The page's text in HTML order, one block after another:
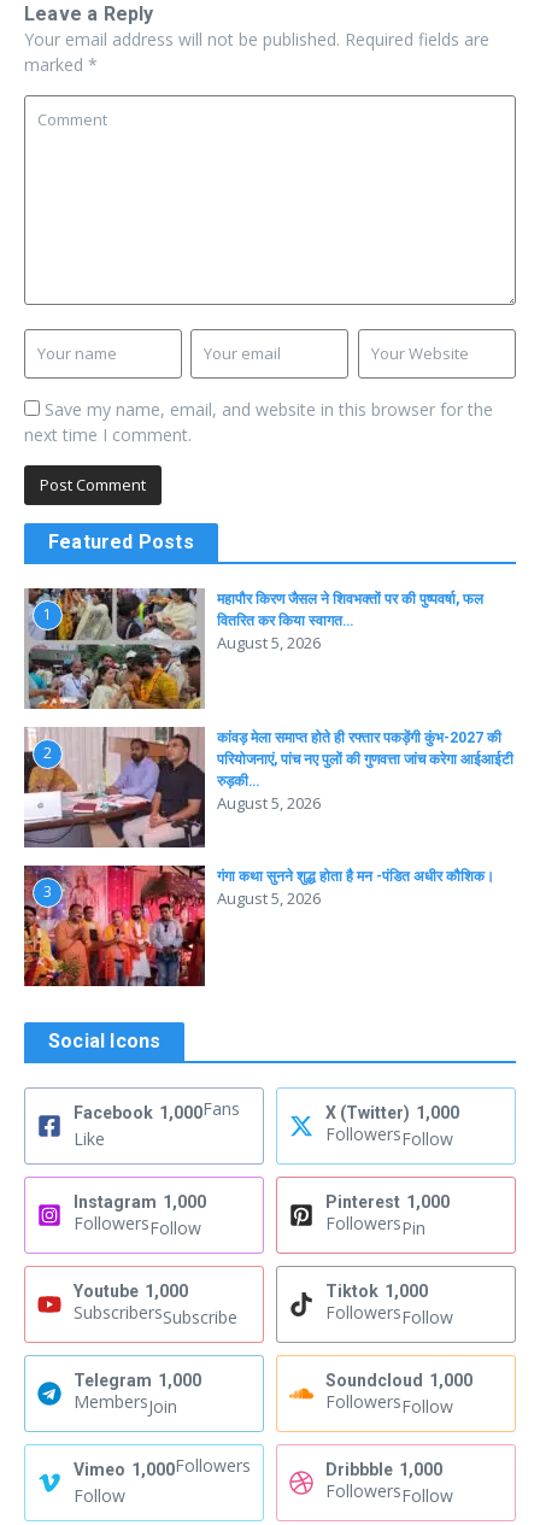
Leave a Reply
Your email address will not be published. Required fields are
marked *
Save my name, email, and website in this browser for the
next time I comment.
Featured Posts
1
महापौर किरण जैसल ने शिवभक्तों पर की पुष्पवर्षा, फल
वितरित कर किया स्वागत…
August 5, 2026
2
कांवड़ मेला समाप्त होते ही रफ्तार पकड़ेंगी कुंभ-2027 की
परियोजनाएं, पांच नए पुलों की गुणवत्ता जांच करेगा आईआईटी
रुड़की…
August 5, 2026
3
गंगा कथा सुनने शुद्ध होता है मन -पंडित अधीर कौशिक।
August 5, 2026
Social Icons
Facebook 1,000Fans
Like
X (Twitter) 1,000
FollowersFollow
Instagram 1,000
FollowersFollow
Pinterest 1,000
FollowersPin
Youtube 1,000
SubscribersSubscribe
Tiktok 1,000
FollowersFollow
Telegram 1,000
MembersJoin
Soundcloud 1,000
FollowersFollow
Vimeo 1,000Followers
Follow
Dribbble 1,000
FollowersFollow